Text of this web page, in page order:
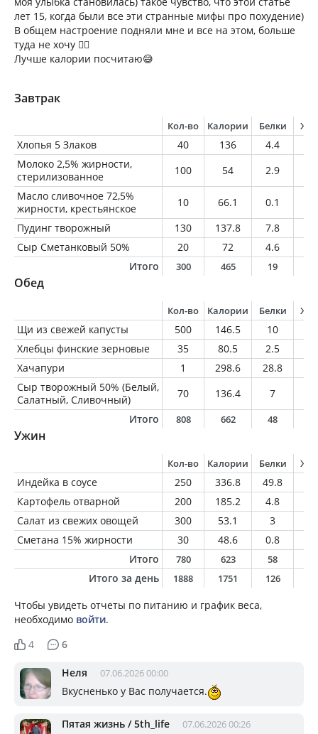
лет 15, когда были все эти странные мифы про похудение)
В общем настроение подняли мне и все на этом, больше
туда не хочу 🙅‍♀
Лучше калории посчитаю😅
Завтрак
Кол-во Калории Белки
Хлопья 5 Злаков 40 136 4.4
Молоко 2,5% жирности,
стерилизованное
100 54 2.9
Масло сливочное 72,5%
жирности, крестьянское
10 66.1 0.1
Пудинг творожный
130 137.8 7.8
Сыр Сметанковый 50%
20 72 4.6
Итого
300 465 19
Обед
Кол-во Калории Белки
Щи из свежей капусты 500 146.5 10
Хлебцы финские зерновые
35 80.5 2.5
Хачапури
1 298.6 28.8
Сыр творожный 50% (Белый,
Салатный, Сливочный)
70 136.4 7
Итого
808 662 48
Ужин
Кол-во Калории Белки
Индейка в соусе 250 336.8 49.8
Картофель отварной
200 185.2 4.8
Салат из свежих овощей
300 53.1 3
Сметана 15% жирности
30 48.6 0.8
Итого
780 623 58
Итого за день 1888 1751 126
Чтобы увидеть отчеты по питанию и график веса,
необходимо войти.
4
6
Неля 07.06.2026 00:00
Вкусненько у Вас получается.
Пятая жизнь / 5th_life 07.06.2026 00:26